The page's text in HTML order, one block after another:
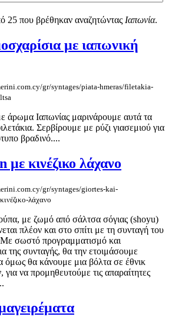
25 που βρέθηκαν αναζητώντας Ιαπωνία.
με ιαπωνική
gr/syntages/piata-hmeras/filetakia-
άρωμα Ιαπωνίας μαρινάρουμε αυτά τα
Σερβίρουμε με ρύζι γιασεμιού για
βραδινό....
κινέζικο λάχανο
gr/syntages/giortes-kai-
λάχανο
με ζωμό από σάλτσα σόγιας (shoyu)
πλέον και στο σπίτι με τη συνταγή του
σωστό προγραμματισμό και
της συνταγής, θα την ετοιμάσουμε
όμως θα κάνουμε μια βόλτα σε έθνικ
να προμηθευτούμε τις απαραίτητες